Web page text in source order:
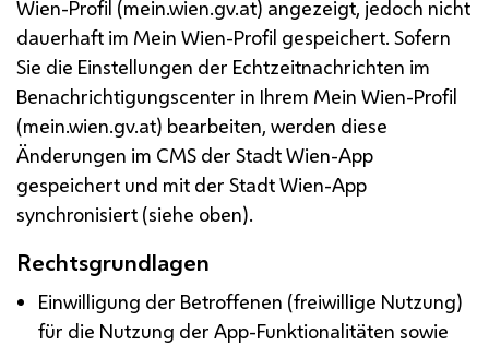
Wien-Profil (mein.wien.gv.at) angezeigt, jedoch nicht
dauerhaft im Mein Wien-Profil gespeichert. Sofern
Sie die Einstellungen der Echtzeitnachrichten im
Benachrichtigungscenter in Ihrem Mein Wien-Profil
(mein.wien.gv.at) bearbeiten, werden diese
Änderungen im CMS der Stadt Wien-App
gespeichert und mit der Stadt Wien-App
synchronisiert (siehe oben).
Rechtsgrundlagen
Einwilligung der Betroffenen (freiwillige Nutzung)
für die Nutzung derApp-Funktionalitäten sowie